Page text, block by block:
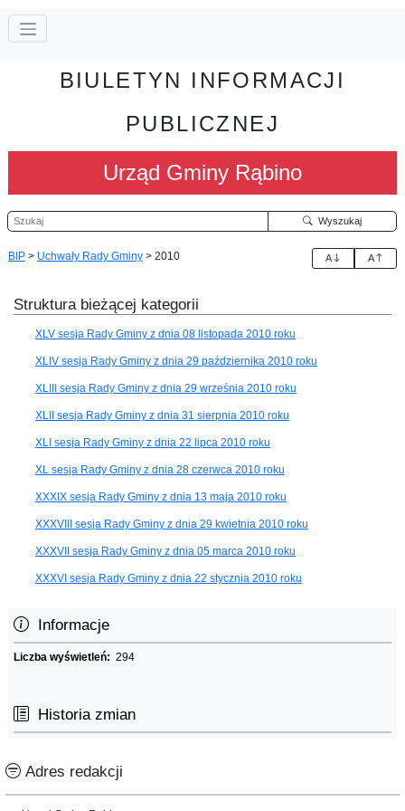
BIULETYN INFORMACJI
PUBLICZNEJ
Urząd Gminy Rąbino
Szukaj Wyszukaj
BIP > Uchwały Rady Gminy > 2010 A A
Struktura bieżącej kategorii
XLV sesja Rady Gminy z dnia 08 listopada 2010 roku
XLIV sesja Rady Gminy z dnia 29 października 2010 roku
XLIII sesja Rady Gminy z dnia 29 września 2010 roku
XLII sesja Rady Gminy z dnia 31 sierpnia 2010 roku
XLI sesja Rady Gminy z dnia 22 lipca 2010 roku
XL sesja Rady Gminy z dnia 28 czerwca 2010 roku
XXXIX sesja Rady Gminy z dnia 13 maja 2010 roku
XXXVIII sesja Rady Gminy z dnia 29 kwietnia 2010 roku
XXXVII sesja Rady Gminy z dnia 05 marca 2010 roku
XXXVI sesja Rady Gminy z dnia 22 stycznia 2010 roku
Informacje
Liczba wyświetleń: 294
Historia zmian
Adres redakcji